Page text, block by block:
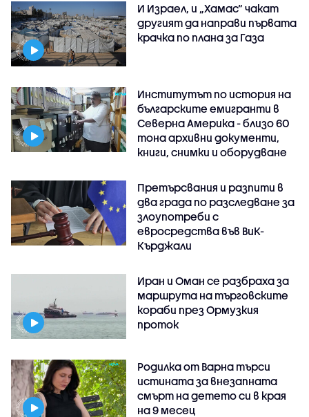
И Израел, и „Хамас“ чакат
другият да направи първата
крачка по плана за Газа
Институтът по история на
българските емигранти в
Северна Америка - близо 60
тона архивни документи,
книги, снимки и оборудване
Претърсвания и разпити в
два града по разследване за
злоупотреби с
евросредства във ВиК-
Кърджали
Иран и Оман се разбраха за
маршрута на търговските
кораби през Ормузкия
проток
Родилка от Варна търси
истината за внезапната
смърт на детето си в края
на 9 месец